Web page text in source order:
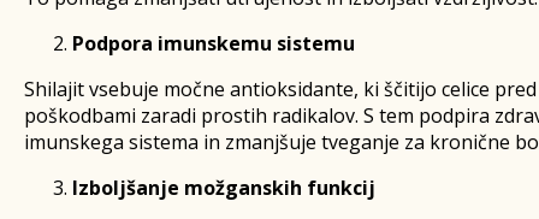
Podpora imunskemu sistemu
Shilajit vsebuje močne antioksidante, ki ščitijo celice pred
poškodbami zaradi prostih radikalov. S tem podpira
imunskega sistema in zmanjšuje tveganje za kronične
Izboljšanje možganskih funkcij